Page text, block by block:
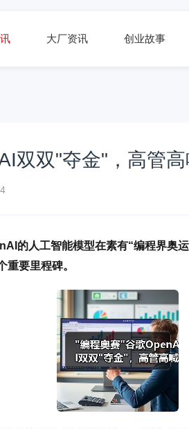
大厂资讯 创业故事
双双"夺金"，高管
的人工智能模型在素有“编程界奥
要里程碑。